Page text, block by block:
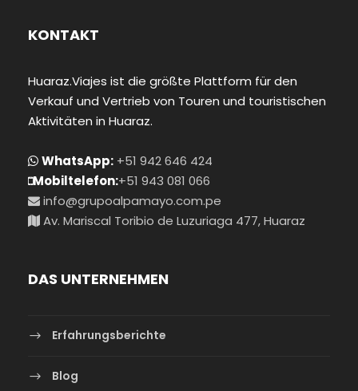
KONTAKT
Huaraz.Viajes ist die größte Plattform für den
Verkauf und Vertrieb von Touren und touristischen
Aktivitäten in Huaraz.
WhatsApp: +51 942 646 424
Mobiltelefon:+51 943 081 066
info@grupoalpamayo.com.pe
Av. Mariscal Toribio de Luzuriaga 477, Huaraz
DAS UNTERNEHMEN
Erfahrungsberichte
Blog